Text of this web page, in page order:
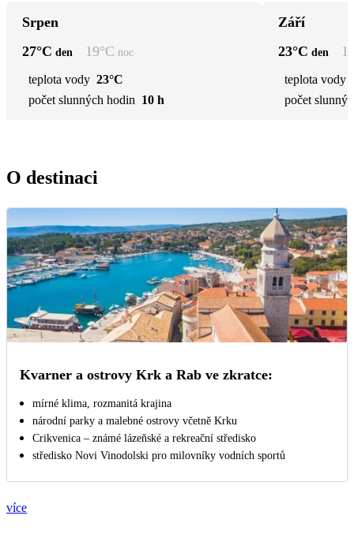
Srpen
27°C den 19°C noc
teplota vody 23°C
počet slunných hodin 10 h
Září
23°C den
teplota vody
počet
O destinaci
Kvarner a ostrovy Krk a Rab ve zkratce:
mírné klima, rozmanitá krajina
národní parky a malebné ostrovy včetně Krku
Crikvenica – známé lázeňské a rekreační středisko
středisko Novi Vinodolski pro milovníky vodních sportů
více